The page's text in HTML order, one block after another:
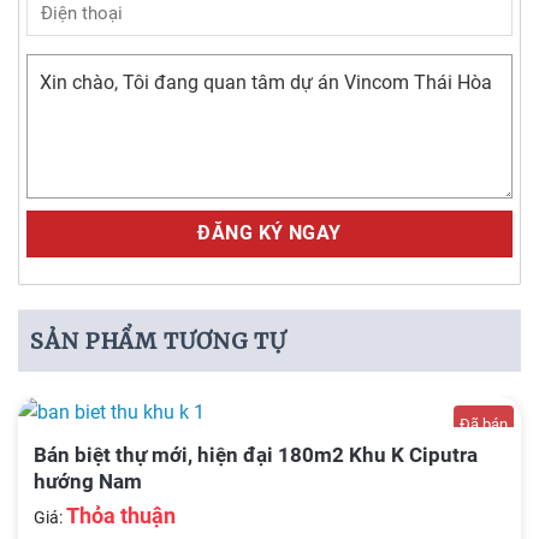
SẢN PHẨM TƯƠNG TỰ
Đã bán
Bán biệt thự mới, hiện đại 180m2 Khu K Ciputra
hướng Nam
Giá:Thỏa thuận